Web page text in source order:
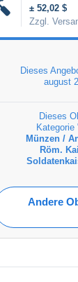
± 52,02 $
Zzgl.
Dieses
august
Dieses
Kategorie
Münzen /
Röm.
Andere